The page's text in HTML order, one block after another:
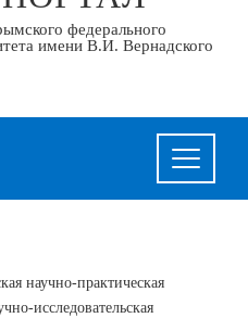
федерального
имени В.И. Вернадского
научно-практическая
исследовательская